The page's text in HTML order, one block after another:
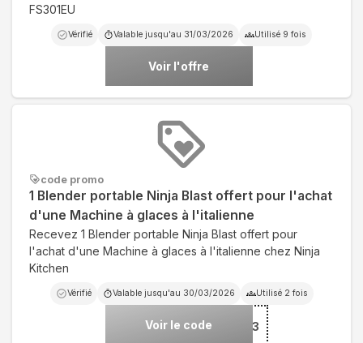
FS301EU
Vérifié Valable jusqu'au 31/03/2026 Utilisé 9 fois
Voir l'offre
code promo
1 Blender portable Ninja Blast offert pour l'achat
d'une Machine à glaces à l'italienne
Recevez 1 Blender portable Ninja Blast offert pour
l'achat d'une Machine à glaces à l'italienne chez Ninja
Kitchen
Vérifié Valable jusqu'au 30/03/2026 Utilisé 2 fois
Voir le code***ST03